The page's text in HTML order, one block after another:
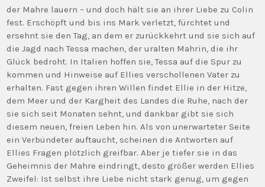
der Mahre lauern – und doch hält sie an ihrer Liebe zu Colin
fest. Erschöpft und bis ins Mark verletzt, fürchtet und
ersehnt sie den Tag, an dem er zurückkehrt und sie sich auf
die Jagd nach Tessa machen, der uralten Mahrin, die ihr
Glück bedroht. In Italien hoffen sie, Tessa auf die Spur zu
kommen und Hinweise auf Ellies verschollenen Vater zu
erhalten. Fast gegen ihren Willen findet Ellie in der Hitze,
dem Meer und der Kargheit des Landes die Ruhe, nach der
sie sich seit Monaten sehnt, und dankbar gibt sie sich
diesem neuen, freien Leben hin. Als von unerwarteter Seite
ein Verbündeter auftaucht, scheinen die Antworten auf
Ellies Fragen plötzlich greifbar. Aber je tiefer sie in das
Geheimnis der Mahre eindringt, desto größer werden Ellies
Zweifel: Ist selbst ihre Liebe nicht stark genug, um gegen